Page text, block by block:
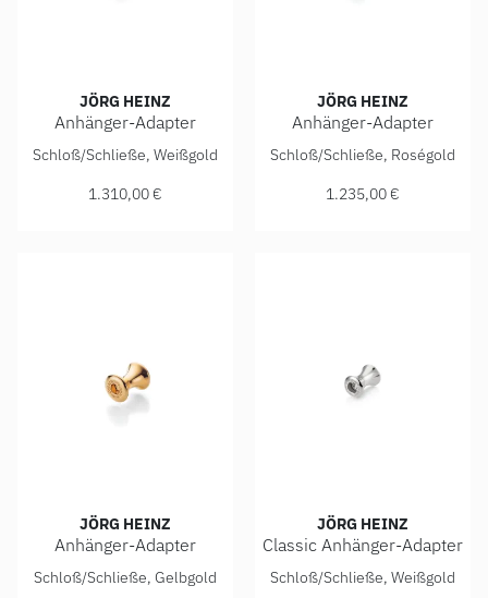
JÖRG HEINZ
Anhänger-Adapter
Jörg Heinz Anhänger-Adapter, Ref: 4003.0-10 750 1
Schloß/Schließe, Weißgold
1.310,00 €
JÖRG HEINZ
Anhänger-Adapter
Jörg Heinz Anhänger-
Schloß/Schließe, Roségold
1.235,00 €
JÖRG HEINZ
Anhänger-Adapter
Jörg Heinz Anhänger-Adapter, Ref: 4003.0-10 750 2
Schloß/Schließe, Gelbgold
JÖRG HEINZ
Classic Anhänger-Adapter
Jörg Heinz Classic
Schloß/Schließe, Weißgold